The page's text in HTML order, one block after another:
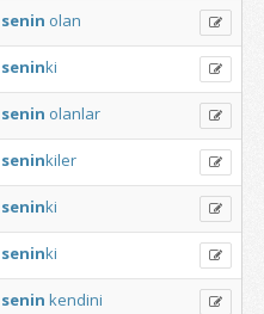
senin olan
seninki
senin olanlar
seninkiler
seninki
seninki
senin kendini